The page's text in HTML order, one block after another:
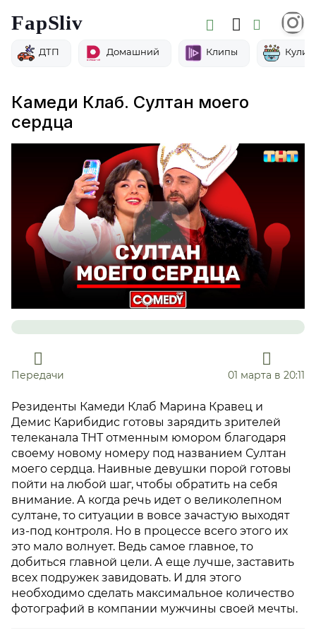
FapSliv
ДТП Домашний Клипы
Камеди Клаб. Султан моего
сердца
Передачи 01 марта в 20:11
Резиденты Камеди Клаб Марина Кравец и
Демис Карибидис готовы зарядить зрителей
телеканала ТНТ отменным юмором благодаря
своему новому номеру под названием Султан
моего сердца. Наивные девушки порой готовы
пойти на любой шаг, чтобы обратить на себя
внимание. А когда речь идет о великолепном
султане, то ситуации в вовсе зачастую выходят
из-под контроля. Но в процессе всего этого их
это мало волнует. Ведь самое главное, то
добиться главной цели. А еще лучше, заставить
всех подружек завидовать. И для этого
необходимо сделать максимальное количество
фотографий в компании мужчины своей мечты.